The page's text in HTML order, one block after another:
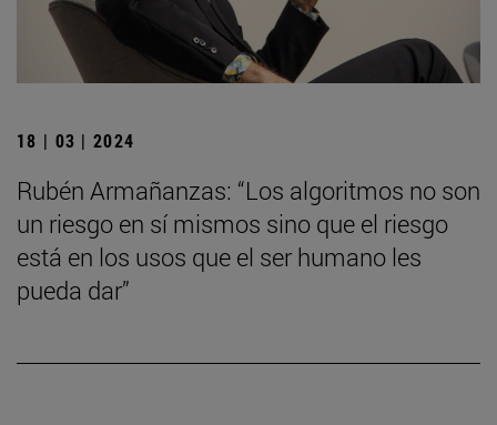
18 | 03 | 2024
Rubén Armañanzas: “Los algoritmos no son
un riesgo en sí mismos sino que el riesgo
está en los usos que el ser humano les
pueda dar”